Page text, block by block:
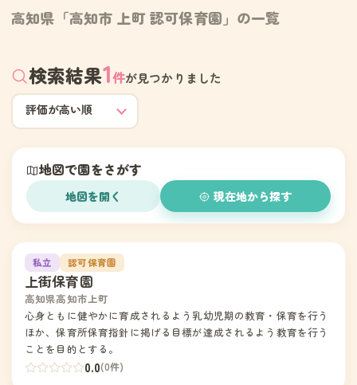
高知県「高知市 上町 認可保育園」の一覧
検索結果1件が見つかりました
地図で園をさがす
地図を開く 現在地から探す
1私立 認可保育園
上街保育園
高知県高知市上町
心身ともに健やかに育成されるよう乳幼児期の教育・保育を行う
ほか、保育所保育指針に掲げる目標が達成されるよう教育を行う
ことを目的とする。
0.0(0件)